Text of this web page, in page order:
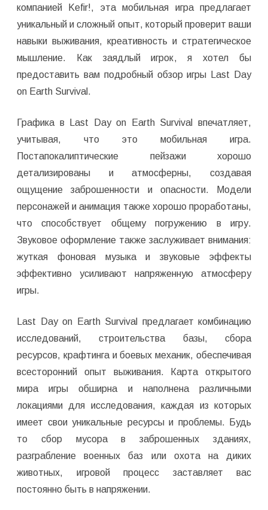
компанией Kefir!, эта мобильная игра предлагает
уникальный и сложный опыт, который проверит ваши
навыки выживания, креативность и стратегическое
мышление. Как заядлый игрок, я хотел бы
предоставить вам подробный обзор игры Last Day
on Earth Survival.
Графика в Last Day on Earth Survival впечатляет,
учитывая, что это мобильная игра.
Постапокалиптические пейзажи хорошо
детализированы и атмосферны, создавая
ощущение заброшенности и опасности. Модели
персонажей и анимация также хорошо проработаны,
что способствует общему погружению в игру.
Звуковое оформление также заслуживает внимания:
жуткая фоновая музыка и звуковые эффекты
эффективно усиливают напряженную атмосферу
игры.
Last Day on Earth Survival предлагает комбинацию
исследований, строительства базы, сбора
ресурсов, крафтинга и боевых механик, обеспечивая
всесторонний опыт выживания. Карта открытого
мира игры обширна и наполнена различными
локациями для исследования, каждая из которых
имеет свои уникальные ресурсы и проблемы. Будь
то сбор мусора в заброшенных зданиях,
разграбление военных баз или охота на диких
животных, игровой процесс заставляет вас
постоянно быть в напряжении.